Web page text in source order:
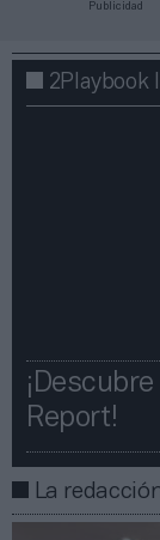
Publicidad
2Playbook
Report!​​
La